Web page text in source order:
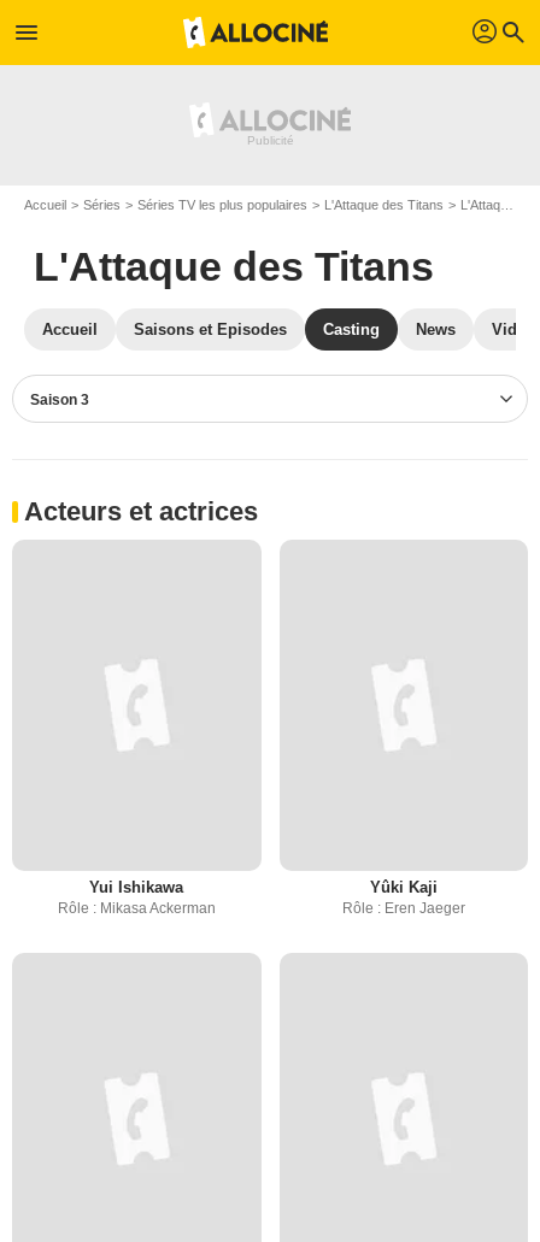
menu profil search
Accueil Séries Séries TV les plus populaires L'Attaque des Titans L'Attaque des Titans S03
L'Attaque des Titans
Accueil Saisons et Episodes Casting News
Saison 3
Acteurs et actrices
Yui Ishikawa
Rôle : Mikasa Ackerman
Yûki Kaji
Rôle : Eren Jaeger